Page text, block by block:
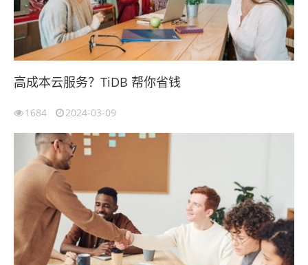
高成本云服务？TiDB 帮你省钱
1684 2024-03-09